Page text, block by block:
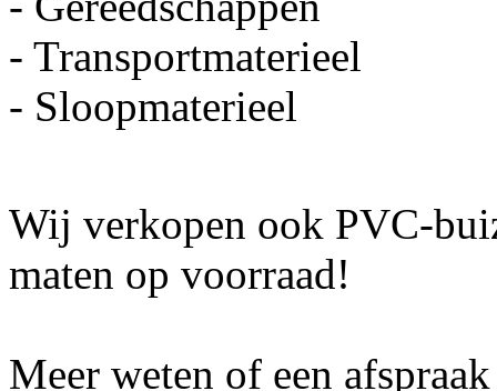
- Transportmaterieel
- Sloopmaterieel
Wij verkopen ook PVC-
maten op voorraad!
Meer weten of een